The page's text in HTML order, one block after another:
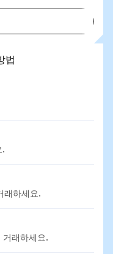
법
.
래하세요.
거래하세요.